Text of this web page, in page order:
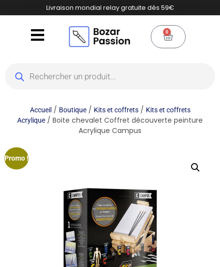
Livraison mondial relay gratuite dès 59€
0
Accueil/ Boutique/ Kits et coffrets/ Kits et coffrets
Acrylique / Boite chevalet Coffret découverte peinture
Acrylique Campus
Promo !